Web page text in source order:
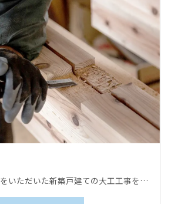
メーカー様から依頼をいただいた新築戸建ての大工工事をお願いします。 床下地組み、天井下地組みと下地板張り、内部壁下地組み、フローリングなどの床材施工、壁下地板張りなどを行っていただきます。